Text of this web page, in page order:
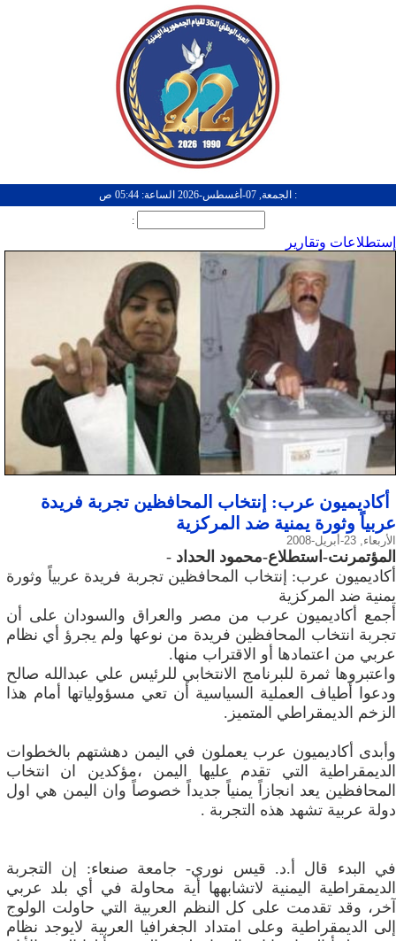
: الجمعة, 07-أغسطس-2026 الساعة: 05:44 ص
:
إستطلاعات وتقارير
أكاديميون عرب‮: ‬إنتخاب‮ ‬المحافظين‮ تجربة فريدة
عربياً و‬ثورة‮ يمنية‮ ‬ضد‮ ‬المركزية
الأربعاء, 23-أبريل-2008
المؤتمرنت-استطلاع‮-محمود‮ ‬الحداد
-
يمنية‮ ‬ضد‮ ‬المركزية
‬عربي‮ ‬من‮ ‬اعتمادها‮ ‬أو‮ ‬الاقتراب‮ ‬منها‮.‬
‬الزخم‮ ‬الديمقراطي‮ ‬المتميز‮.‬
وأبدى أكاديميون عرب يعملون في اليمن دهشتهم بالخطوات
الديمقراطية التي تقدم عليها اليمن ،مؤكدين ان انتخاب
المحافظين يعد انجازاً يمنياً جديداً خصوصاً وان اليمن هي اول
دولة عربية تشهد هذه التجربة .
في البدء قال أ.د. قيس نوري- جامعة صنعاء: إن التجربة
الديمقراطية اليمنية لاتشابهها أية محاولة في أي بلد عربي
آخر، وقد تقدمت على كل النظم العربية التي حاولت الولوج
إلى الديمقراطية وعلى امتداد الجغرافيا العربية لايوجد نظام